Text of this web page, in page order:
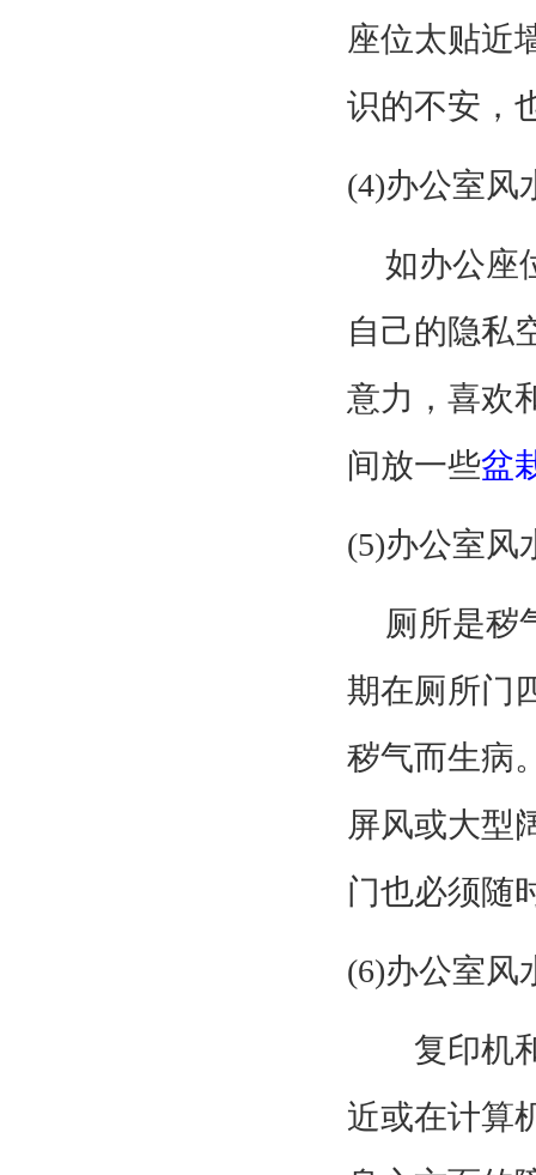
座位太贴近
识的不安，
(4)办公室风
如办公座
自己的隐私
意力，喜欢
间放一些盆
(5)办公室风
厕所是秽
期在厕所门
秽气而生病
屏风或大型
门也必须随
(6)办公室风
复印机和
近或在计算